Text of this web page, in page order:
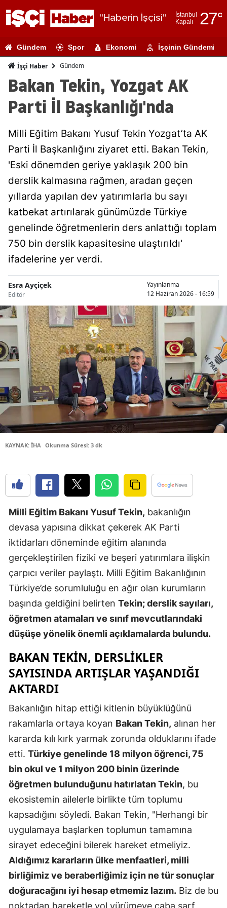
"Haberin İşçisi"
İstanbul
Kapalı
27°
Adıyaman
Ağrı
Ankara
Antalya
Aydın
Balıkesir
Burdur
Bursa
Çanakkale
Çankırı
Çorum
Denizli
Elazığ
Erzincan
Gaziantep
Giresun
Gümüşhane
Hakkari
Isparta
İzmir
Kars
Kırklareli
Kocaeli
Konya
Kütahya
Gündem Spor Ekonomi İşçinin Gündemi
İşçi Haber Gündem
Bakan Tekin, Yozgat AK
Parti İl Başkanlığı'nda
Milli Eğitim Bakanı Yusuf Tekin Yozgat’ta AK
Parti İl Başkanlığını ziyaret etti. Bakan Tekin,
'Eski dönemden geriye yaklaşık 200 bin
derslik kalmasına rağmen, aradan geçen
yıllarda yapılan dev yatırımlarla bu sayı
katbekat artırılarak günümüzde Türkiye
genelinde öğretmenlerin ders anlattığı toplam
750 bin derslik kapasitesine ulaştırıldı'
ifadelerine yer verdi.
Esra Ayçiçek
Editör
Yayınlanma
12 Haziran 2026 - 16:59
KAYNAK: İHA Okunma Süresi: 3 dk
Milli Eğitim Bakanı Yusuf Tekin, bakanlığın
devasa yapısına dikkat çekerek AK Parti
iktidarları döneminde eğitim alanında
gerçekleştirilen fiziki ve beşeri yatırımlara ilişkin
çarpıcı veriler paylaştı. Milli Eğitim Bakanlığının
Türkiye’de sorumluluğu en ağır olan kurumların
başında geldiğini belirten Tekin; derslik sayıları,
öğretmen atamaları ve sınıf mevcutlarındaki
düşüşe yönelik önemli açıklamalarda bulundu.
BAKAN TEKIN, DERSLIKLER
SAYISINDA ARTIŞLAR YAŞANDIĞI
AKTARDI
Bakanlığın hitap ettiği kitlenin büyüklüğünü
rakamlarla ortaya koyan Bakan Tekin, alınan her
kararda kılı kırk yarmak zorunda olduklarını ifade
etti. Türkiye genelinde 18 milyon öğrenci, 75
bin okul ve 1 milyon 200 binin üzerinde
öğretmen bulunduğunu hatırlatan Tekin, bu
ekosistemin ailelerle birlikte tüm toplumu
kapsadığını söyledi. Bakan Tekin, "Herhangi bir
uygulamaya başlarken toplumun tamamına
sirayet edeceğini bilerek hareket etmeliyiz.
Aldığımız kararların ülke menfaatleri, milli
birliğimiz ve beraberliğimiz için ne tür sonuçlar
doğuracağını iyi hesap etmemiz lazım. Biz de bu
noktadan hareketle yol yürümeye çaba sarf